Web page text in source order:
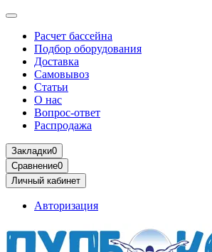
Расчет бассейна
Подбор оборудования
Доставка
Самовывоз
Статьи
О нас
Вопрос-ответ
Распродажа
Закладки0
Сравнение0
Личный кабинет
Авторизация